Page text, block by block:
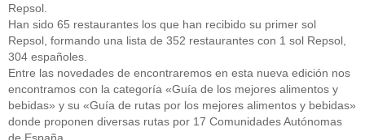
Repsol.
Han sido 65 restaurantes los que han recibido su primer sol
Repsol, formando una lista de 352 restaurantes con 1 sol Repsol,
304 españoles.
Entre las novedades de encontraremos en esta nueva edición nos
encontramos con la categoría «Guía de los mejores alimentos y
bebidas» y su «Guía de rutas por los mejores alimentos y bebidas»
donde proponen diversas rutas por 17 Comunidades Autónomas
de España.